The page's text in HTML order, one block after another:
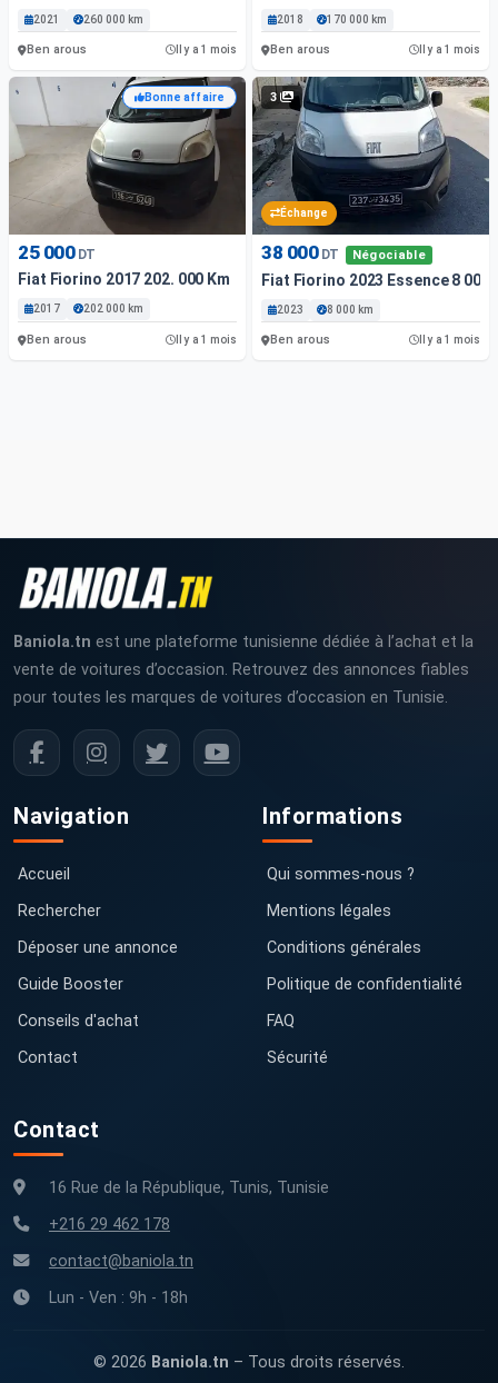
2021 260 000 km
Ben arous Il y a 1 mois
2018 170 000 km
Ben arous Il y a 1 mois
Bonne affaire
25 000 DT
Fiat Fiorino 2017 202. 000 Km
2017 202 000 km
Ben arous Il y a 1 mois
3
Échange
38 000 DT Négociable
Fiat Fiorino 2023 Essence 8 000
2023 8 000 km
Ben arous Il y a 1 mois
Baniola.tn est une plateforme tunisienne dédiée à l’achat et la
vente de voitures d’occasion. Retrouvez des annonces fiables
pour toutes les marques de voitures d’occasion en Tunisie.
Navigation
Accueil
Rechercher
Déposer une annonce
Guide Booster
Conseils d'achat
Contact
Informations
Qui sommes-nous ?
Mentions légales
Conditions générales
Politique de confidentialité
FAQ
Sécurité
Contact
16 Rue de la République, Tunis, Tunisie
+216 29 462 178
contact@baniola.tn
Lun - Ven : 9h - 18h
© 2026 Baniola.tn – Tous droits réservés.